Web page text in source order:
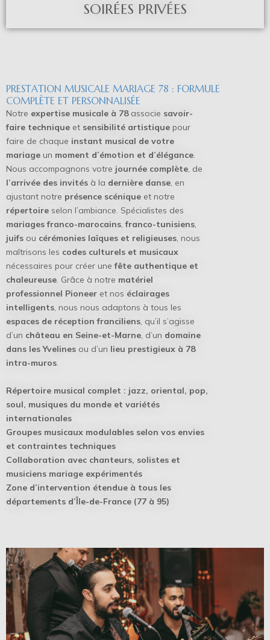
SOIRÉES PRIVÉES
PRESTATION MUSICALE MARIAGE 78 : FORMULE
COMPLÈTE ET PERSONNALISÉE
Notre expertise musicale à 78associe savoir-
faire technique et sensibilité artistique pour
faire de chaque instant musical de votre
mariage un moment d’émotion et d’élégance.
Nous accompagnons votre journée complète, de
l’arrivée des invités à la dernière danse, en
ajustant notre présence scénique et notre
répertoire selon l’ambiance. Spécialistes des
mariages franco-marocains,franco-tunisiens,
juifs ou cérémonies laïques et religieuses, nous
maîtrisons les codes culturels et musicaux
nécessaires pour créer unefête authentique et
chaleureuse. Grâce à notre matériel
professionnel Pioneer et nos éclairages
intelligents, nous nous adaptons à tous les
espaces de réception franciliens, qu’il s’agisse
d’un château en Seine-et-Marne, d’un domaine
dans les Yvelines ou d’un lieu prestigieux à 78
intra-muros.
Répertoire musical complet : jazz, oriental, pop,
soul, musiques du monde et variétés
internationales
Groupes musicaux modulables selon vos envies
et contraintes techniques
Collaboration avec chanteurs, solistes et
musiciens mariage expérimentés
Zone d’intervention étendue à tous les
départements d’Île-de-France (77 à 95)